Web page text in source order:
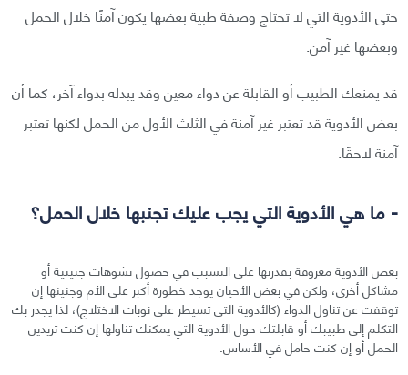
حتى الأدوية التي لا تحتاج وصفة طبية بعضها يكون آمنًا خلال الحمل
وبعضها غير آمن.
قد يمنعك الطبيب أو القابلة عن دواء معين وقد يبدله بدواء آخر، كما أن
بعض الأدوية قد تعتبر غير آمنة في الثلث الأول من الحمل لكنها تعتبر
آمنة لاحقًا.
- ما هي الأدوية التي يجب عليك تجنبها خلال الحمل؟
بعض الأدوية معروفة بقدرتها على التسبب في حصول تشوهات جنينية أو
مشاكل أخرى، ولكن في بعض الأحيان يوجد خطورة أكبر على الأم وجنينها إن
توقفت عن تناول الدواء (كالأدوية التي تسيطر على نوبات الاختلاج)، لذا يجدر بك
التكلم إلى طبيبك أو قابلتك حول الأدوية التي يمكنك تناولها إن كنت تريدين
الحمل أو إن كنت حامل في الأساس.